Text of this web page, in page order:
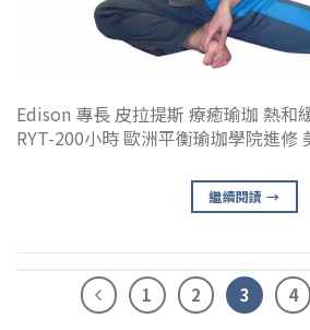
Edison 專長 皮拉提斯 療癒瑜珈 熱和
RYT-200小時 歐洲平衡瑜珈學院進
繼續閱讀→
1 2 3 4